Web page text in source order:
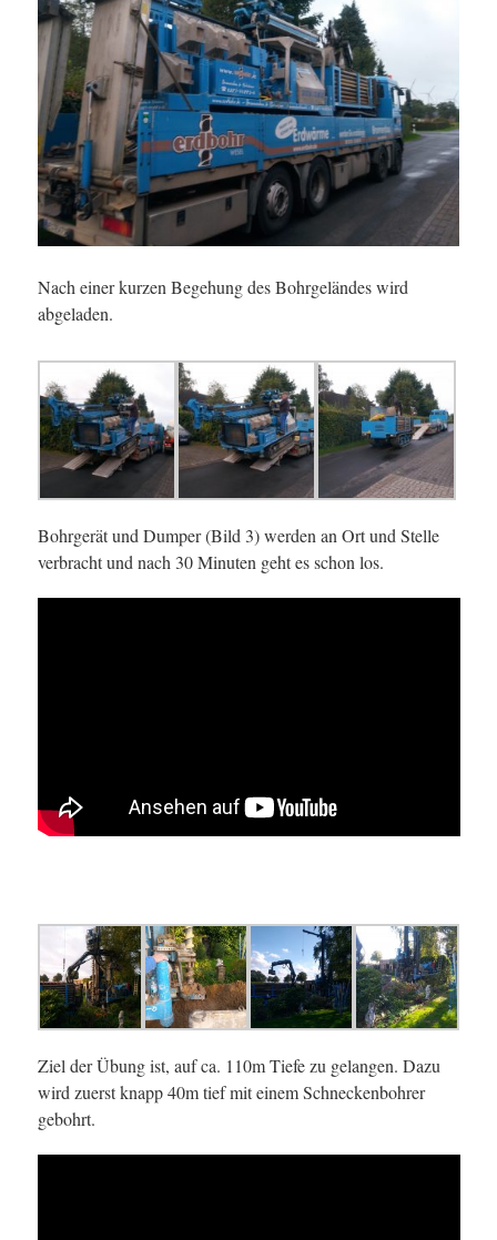
Nach einer kurzen Begehung des Bohrgeländes wird
abgeladen.
Bohrgerät und Dumper (Bild 3) werden an Ort und Stelle
verbracht und nach 30 Minuten geht es schon los.
Ziel der Übung ist, auf ca. 110m Tiefe zu gelangen. Dazu
wird zuerst knapp 40m tief mit einem Schneckenbohrer
gebohrt.